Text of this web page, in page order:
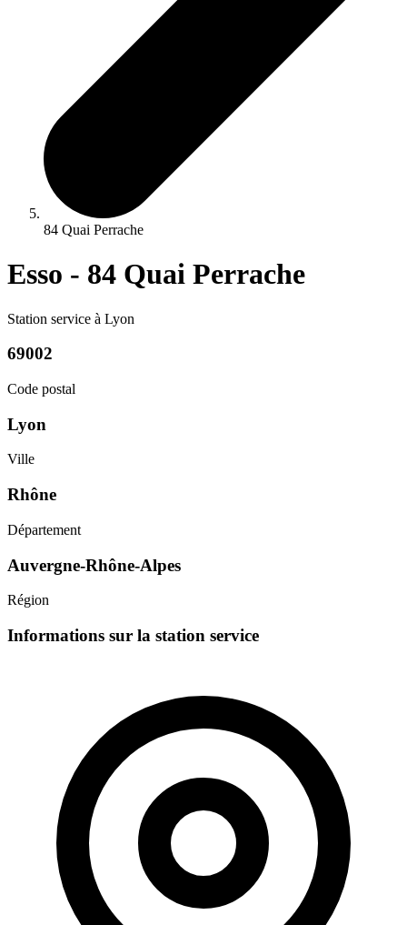
84 Quai Perrache
Esso - 84 Quai Perrache
Station service à Lyon
69002
Code postal
Lyon
Ville
Rhône
Département
Auvergne-Rhône-Alpes
Région
Informations sur la station service